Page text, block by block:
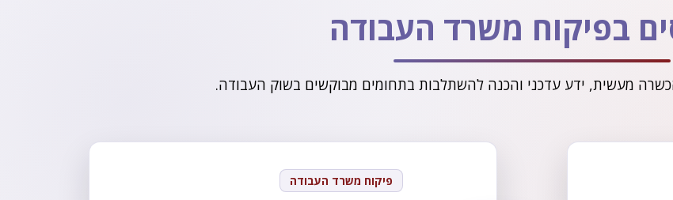
בפיקוח משרד העבודה
מעשית, ידע עדכני והכנה להשתלבות בתחומים מבוקשים בשוק העבודה.
פיקוח משרד העבודה